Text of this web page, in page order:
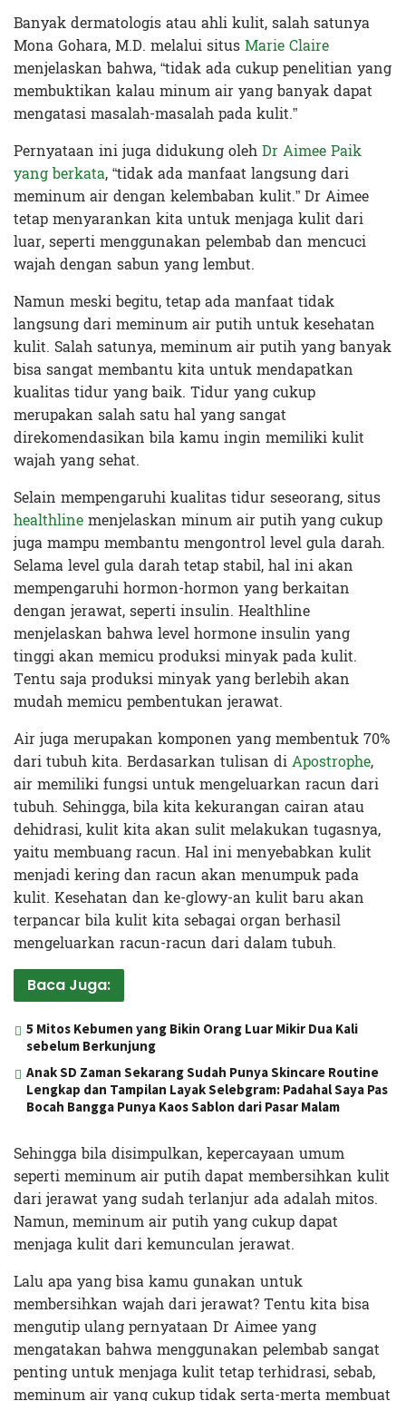
Banyak dermatologis atau ahli kulit, salah satunya
Mona Gohara, M.D. melalui situsMarie Claire
menjelaskan bahwa, “tidak ada cukup penelitian yang
membuktikan kalau minum air yang banyak dapat
mengatasi masalah-masalah pada kulit.”
Pernyataan ini juga didukung olehDr Aimee Paik
yang berkata, “tidak ada manfaat langsung dari
meminum air dengan kelembaban kulit.” Dr Aimee
tetap menyarankan kita untuk menjaga kulit dari
luar, seperti menggunakan pelembab dan mencuci
wajah dengan sabun yang lembut.
Namun meski begitu, tetap ada manfaat tidak
langsung dari meminum air putih untuk kesehatan
kulit. Salah satunya, meminum air putih yang banyak
bisa sangat membantu kita untuk mendapatkan
kualitas tidur yang baik. Tidur yang cukup
merupakan salah satu hal yang sangat
direkomendasikan bila kamu ingin memiliki kulit
wajah yang sehat.
Selain mempengaruhi kualitas tidur seseorang, situs
healthlinemenjelaskan minum air putih yang cukup
juga mampu membantu mengontrol level gula darah.
Selama level gula darah tetap stabil, hal ini akan
mempengaruhi hormon-hormon yang berkaitan
dengan jerawat, seperti insulin. Healthline
menjelaskan bahwa level hormone insulin yang
tinggi akan memicu produksi minyak pada kulit.
Tentu saja produksi minyak yang berlebih akan
mudah memicu pembentukan jerawat.
Air juga merupakan komponen yang membentuk 70%
dari tubuh kita. Berdasarkan tulisan diApostrophe,
air memiliki fungsi untuk mengeluarkan racun dari
tubuh. Sehingga, bila kita kekurangan cairan atau
dehidrasi, kulit kita akan sulit melakukan tugasnya,
yaitu membuang racun. Hal ini menyebabkan kulit
menjadi kering dan racun akan menumpuk pada
kulit. Kesehatan dan ke-glowy-an kulit baru akan
terpancar bila kulit kita sebagai organ berhasil
mengeluarkan racun-racun dari dalam tubuh.
Baca Juga:
5 Mitos Kebumen yang Bikin Orang Luar Mikir Dua Kali
sebelum Berkunjung
Anak SD Zaman Sekarang Sudah Punya Skincare Routine
Lengkap dan Tampilan Layak Selebgram: Padahal Saya Pas
Bocah Bangga Punya Kaos Sablon dari Pasar Malam
Sehingga bila disimpulkan, kepercayaan umum
seperti meminum air putih dapat membersihkan kulit
dari jerawat yang sudah terlanjur ada adalah mitos.
Namun, meminum air putih yang cukup dapat
menjaga kulit dari kemunculan jerawat.
Lalu apa yang bisa kamu gunakan untuk
membersihkan wajah dari jerawat? Tentu kita bisa
mengutip ulang pernyataan Dr Aimee yang
mengatakan bahwa menggunakan pelembab sangat
penting untuk menjaga kulit tetap terhidrasi, sebab,
meminum air yang cukup tidak serta-merta membuat